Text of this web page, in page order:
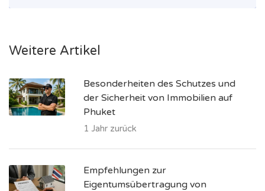
Weitere Artikel
Besonderheiten des Schutzes und
der Sicherheit von Immobilien auf
Phuket
1 Jahr zurück
Empfehlungen zur
Eigentumsübertragung von